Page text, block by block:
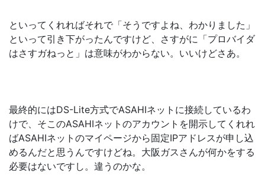
といってくれればそれで「そうですよね、わかりました」
といって引き下がったんですけど、さすがに「プロバイダ
はさすガねっと」は意味がわからない。いいけどさあ。
最終的にはDS-Lite方式でASAHIネットに接続しているわ
けで、そこのASAHIネットのアカウントを開示してくれれ
ばASAHIネットのマイページから固定IPアドレスが申し込
めるんだと思うんですけどね。大阪ガスさんが何かをする
必要はないですし。違うのかな。